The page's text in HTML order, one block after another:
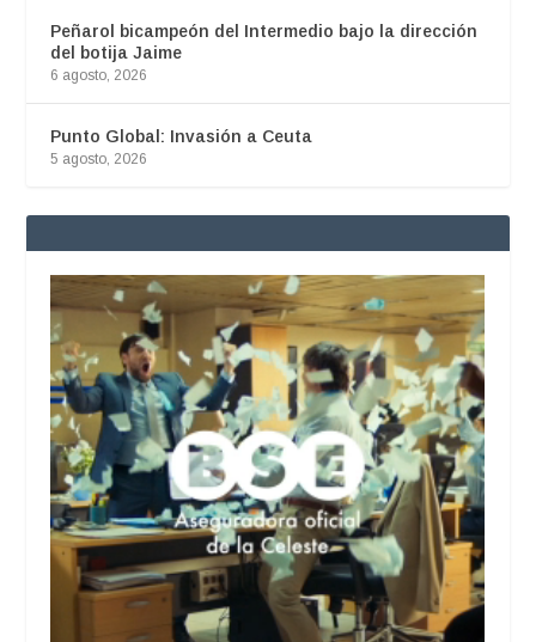
Peñarol bicampeón del Intermedio bajo la dirección
del botija Jaime
6 agosto, 2026
Punto Global: Invasión a Ceuta
5 agosto, 2026